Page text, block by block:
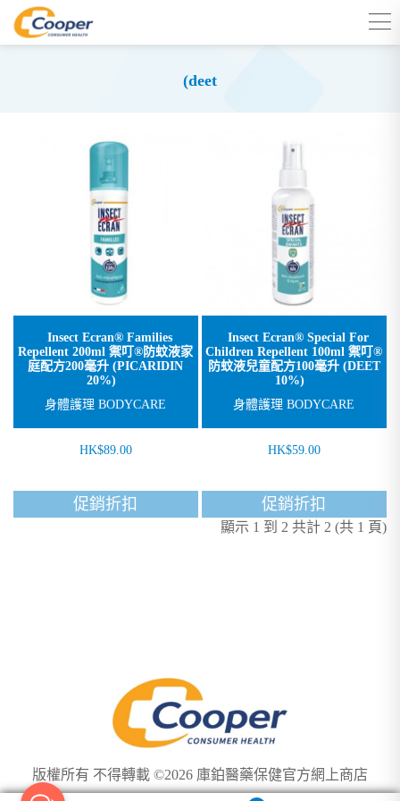
(deet
Insect Ecran® Families
Repellent 200ml 禦叮®防蚊液家
庭配方200毫升 (PICARIDIN
20%)
身體護理 BODYCARE
HK$89.00
促銷折扣
Insect Ecran® Special For
Children Repellent 100ml 禦叮®
防蚊液兒童配方100毫升 (DEET
10%)
身體護理 BODYCARE
HK$59.00
促銷折扣
顯示 1 到 2 共計 2 (共 1 頁)
版權所有 不得轉載 ©2026 庫鉑醫藥保健官方網上商店